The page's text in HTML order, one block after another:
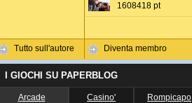
Tutto sull'autore
1608418 pt
Diventa membro
I GIOCHI SU PAPERBLOG
Arcade Casino' Rompicapo